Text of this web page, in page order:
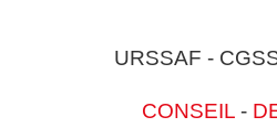
URSSAF -
CONSEIL -